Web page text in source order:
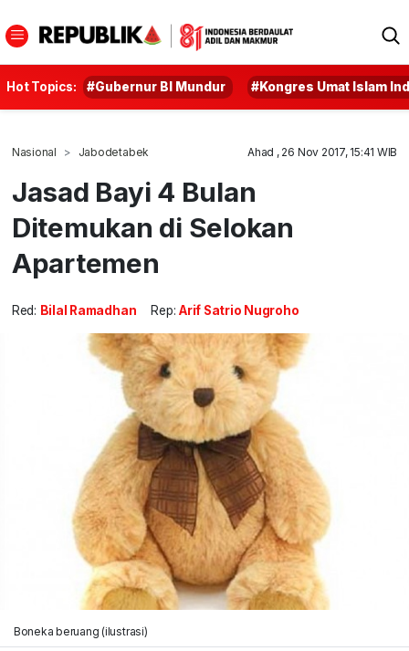
Hot Topics: #Gubernur BI Mundur #Kongres Umat Islam
Nasional Jabodetabek Ahad , 26 Nov 2017, 15:41 WIB
Jasad Bayi 4 Bulan
Ditemukan di Selokan
Apartemen
Red: Bilal Ramadhan Rep: Arif Satrio Nugroho
Boneka beruang (ilustrasi)